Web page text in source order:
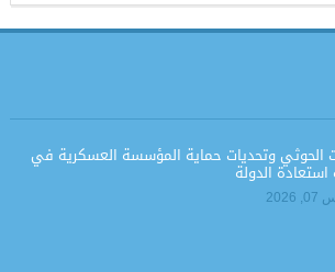
الحوثي وتحديات حماية المؤسسة العسكرية في
الدولة